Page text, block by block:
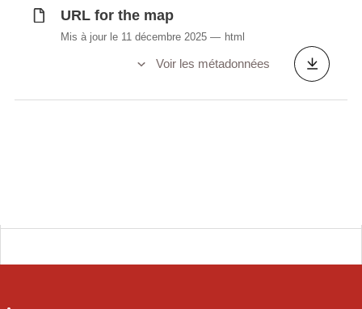
URL for the map
Mis à jour le 11 décembre 2025 html
Voir les métadonnées